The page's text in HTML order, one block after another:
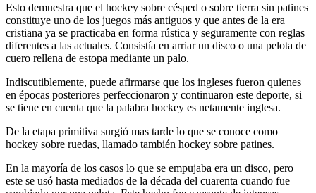
Esto demuestra que el hockey sobre césped o sobre tierra sin patines
constituye uno de los juegos más antiguos y que antes de la era
cristiana ya se practicaba en forma rústica y seguramente con reglas
diferentes a las actuales. Consistía en arriar un disco o una pelota de
cuero rellena de estopa mediante un palo.
Indiscutiblemente, puede afirmarse que los ingleses fueron quienes
en épocas posteriores perfeccionaron y continuaron este deporte, si
se tiene en cuenta que la palabra hockey es netamente inglesa.
De la etapa primitiva surgió mas tarde lo que se conoce como
hockey sobre ruedas, llamado también hockey sobre patines.
En la mayoría de los casos lo que se empujaba era un disco, pero
este se usó hasta mediados de la década del cuarenta cuando fue